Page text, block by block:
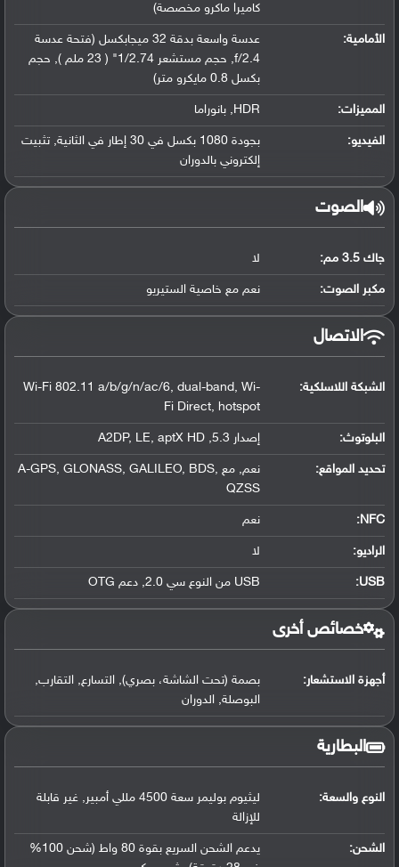
كاميرا ماكرو مخصصة)
الأمامية:
عدسة واسعة بدقة 32 ميجابكسل (فتحة عدسة
f/2.4, حجم مستشعر 1/2.74" ( 23 ملم ), حجم
بكسل 0.8 مايكرو متر)
المميزات: HDR, بانوراما
الفيديو:
بجودة 1080 بكسل في 30 إطار في الثانية, تثبيت
إلكتروني بالدوران
الصوت
جاك 3.5 مم: لا
مكبر الصوت: نعم مع خاصية الستيريو
الاتصال
الشبكة اللاسلكية:
Wi-Fi 802.11 a/b/g/n/ac/6, dual-band, Wi-
Fi Direct, hotspot
البلوتوث: إصدار 5.3, A2DP, LE, aptX HD
تحديد المواقع:
نعم, مع A-GPS, GLONASS, GALILEO, BDS,
QZSS
NFC
: نعم
الراديو: لا
USB
: USB من النوع سي 2.0, دعم OTG
خصائص أخرى
أجهزة الاستشعار:
بصمة (تحت الشاشة، بصري), التسارع, التقارب,
البوصلة, الدوران
البطارية
النوع والسعة:
ليثيوم بوليمر سعة 4500 مللي أمبير, غير قابلة
للإزالة
الشحن:
يدعم الشحن السريع بقوة 80 واط (شحن 100%